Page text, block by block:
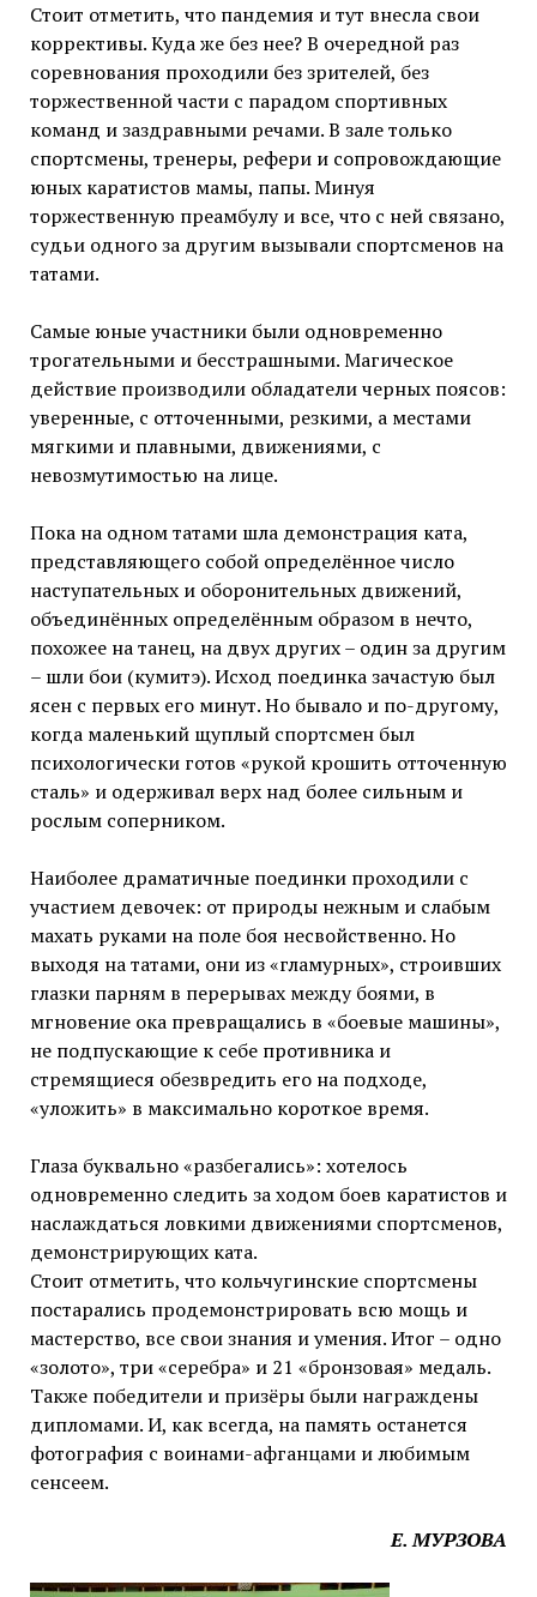
Стоит отметить, что пандемия и тут внесла свои
коррективы. Куда же без нее? В очередной раз
соревнования проходили без зрителей, без
торжественной части с парадом спортивных
команд и заздравными речами. В зале только
спортсмены, тренеры, рефери и сопровождающие
юных каратистов мамы, папы. Минуя
торжественную преамбулу и все, что с ней связано,
судьи одного за другим вызывали спортсменов на
татами.
Самые юные участники были одновременно
трогательными и бесстрашными. Магическое
действие производили обладатели черных поясов:
уверенные, с отточенными, резкими, а местами
мягкими и плавными, движениями, с
невозмутимостью на лице.
Пока на одном татами шла демонстрация ката,
представляющего собой определённое число
наступательных и оборонительных движений,
объединённых определённым образом в нечто,
похожее на танец, на двух других – один за другим
– шли бои (кумитэ). Исход поединка зачастую был
ясен с первых его минут. Но бывало и по-другому,
когда маленький щуплый спортсмен был
психологически готов «рукой крошить отточенную
сталь» и одерживал верх над более сильным и
рослым соперником.
Наиболее драматичные поединки проходили с
участием девочек: от природы нежным и слабым
махать руками на поле боя несвойственно. Но
выходя на татами, они из «гламурных», строивших
глазки парням в перерывах между боями, в
мгновение ока превращались в «боевые машины»,
не подпускающие к себе противника и
стремящиеся обезвредить его на подходе,
«уложить» в максимально короткое время.
Глаза буквально «разбегались»: хотелось
одновременно следить за ходом боев каратистов и
наслаждаться ловкими движениями спортсменов,
демонстрирующих ката.
Стоит отметить, что кольчугинские спортсмены
постарались продемонстрировать всю мощь и
мастерство, все свои знания и умения. Итог – одно
«золото», три «серебра» и 21 «бронзовая» медаль.
Также победители и призёры были награждены
дипломами. И, как всегда, на память останется
фотография с воинами-афганцами и любимым
сенсеем.
Е. МУРЗОВА